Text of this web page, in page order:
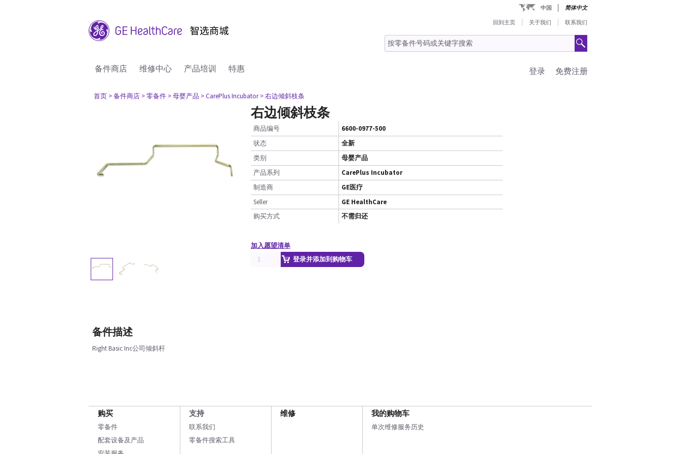
中国 简体中文
回到主页 关于我们 联系我们
备件商店 维修中心 产品培训 特惠 免费注册
登录
首页 > 备件商店 > 零备件 > 母婴产品 > CarePlus Incubator > 右边倾斜枝条
右边倾斜枝条
商品编号
6600-0977-500
状态
全新
类别
母婴产品
产品系列
CarePlus Incubator
制造商
GE医疗
Seller
GE HealthCare
购买方式
不需归还
加入愿望清单
登录并添加到购物车
备件描述
Right Basic Inc公司倾斜杆
购买
零备件
配套设备及产品
支持
联系我们
零备件搜索工具
维修 我的购物车
单次维修服务历史